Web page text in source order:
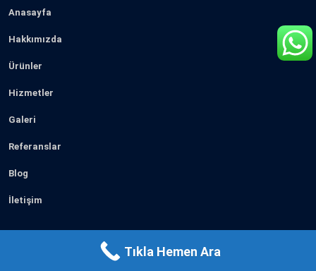
Anasayfa
Hakkımızda
Ürünler
Hizmetler
Galeri
Referanslar
Blog
İletişim
Beren Granit & Bazalt Madencilik © 2024 Tüm Hakları Saklıdır.
Tıkla Hemen Ara